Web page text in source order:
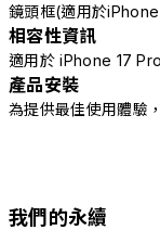
鏡頭框(適用於
相容性資訊
適用於 iPhone 17
產品安裝
為提供最佳使用體驗
我們的永續